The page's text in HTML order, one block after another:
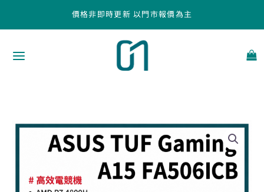
價格非即時更新 以門市報價為主
【ASUS